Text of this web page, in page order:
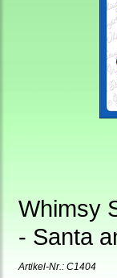
Whimsy
- Santa
Artikel-Nr.: C1404